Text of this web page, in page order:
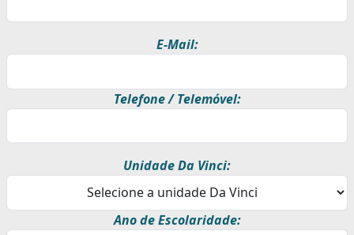
E-Mail:
Telefone / Telemóvel:
Unidade Da Vinci:
Ano de Escolaridade: